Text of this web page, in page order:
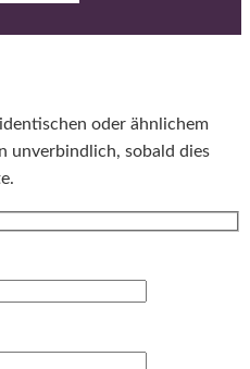
oder ähnlichem
unverbindlich, sobald dies